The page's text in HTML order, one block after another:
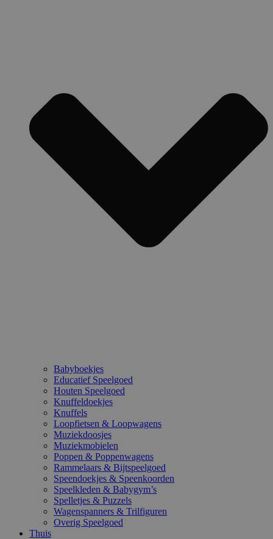
Babyboekjes
Educatief Speelgoed
Houten Speelgoed
Knuffeldoekjes
Knuffels
Loopfietsen & Loopwagens
Muziekdoosjes
Muziekmobielen
Poppen & Poppenwagens
Rammelaars & Bijtspeelgoed
Speendoekjes & Speenkoorden
Speelkleden & Babygym’s
Spelletjes & Puzzels
Wagenspanners & Trilfiguren
Overig Speelgoed
Thuis